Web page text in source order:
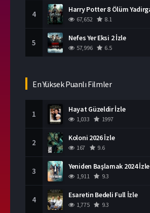
4
67,652 8.1
5 Nefes Yer Eksi 2 İzle
57,996 6.5
En Yüksek Puanlı Filmler
1 Hayat Güzeldir İzle
1,033 1997
2 Koloni 2026 İzle
167 9.6
3 Yeniden Başlamak 2024 İzle
1,911 9.3
4 Esaretin Bedeli Full İzle
1,775 9.3